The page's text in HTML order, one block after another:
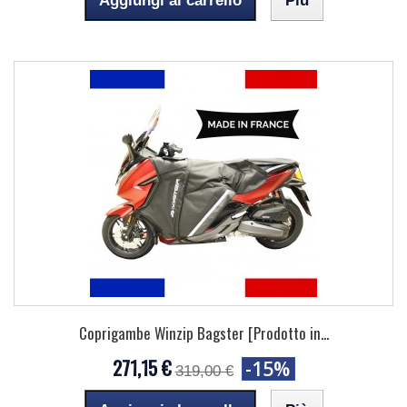
Coprigambe Winzip Bagster [Prodotto in...
271,15 € 319,00 € -15%